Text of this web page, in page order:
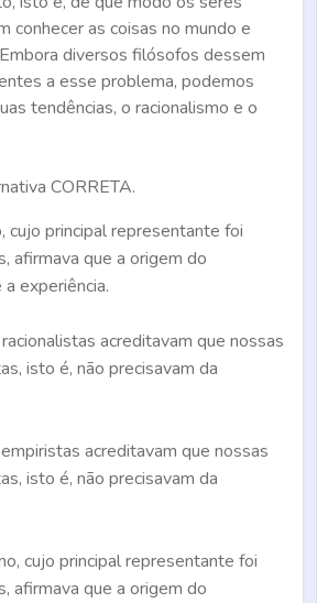
conhecer as coisas no mundo e
diversos filósofos dessem
a esse problema, podemos
tendências, o racionalismo e o
CORRETA.
cujo principal representante foi
afirmava que a origem do
experiência.
acreditavam que nossas
isto é, não precisavam da
acreditavam que nossas
isto é, não precisavam da
cujo principal representante foi
afirmava que a origem do